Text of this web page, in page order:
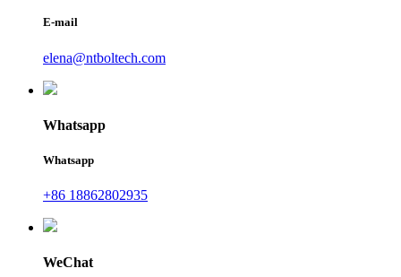
E-mail
elena@ntboltech.com
Whatsapp
Whatsapp
+86 18862802935
WeChat